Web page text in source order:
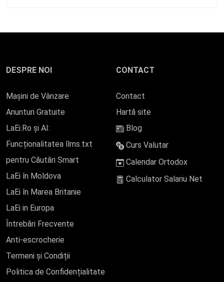
DESPRE NOI
Mașini de Vânzare
Anunturi Gratuite
LaEi.Ro și AI:
Funcționalitatea llms.txt
pentru Căutări Smart
LaEi în Moldova
LaEi în Marea Britanie
LaEi in Europa
Întrebări Frecvente
Anti-escrocherie
Termeni și Condiții
Politica de Confidențialitate
CONTACT
Contact
Hartă site
Blog
Curs Valutar
Calendar Ortodox
Calculator Salariu Net